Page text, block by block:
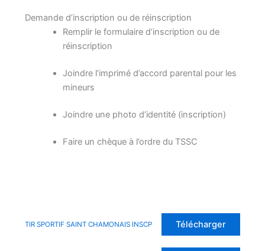
Demande d’inscription ou de réinscription
Remplir le formulaire d’inscription ou de
réinscription
Joindre l’imprimé d’accord parental pour les
mineurs
Joindre une photo d’identité (inscription)
Faire un chèque à l’ordre du TSSC
TIR SPORTIF SAINT CHAMONAIS INSCP Télécharger